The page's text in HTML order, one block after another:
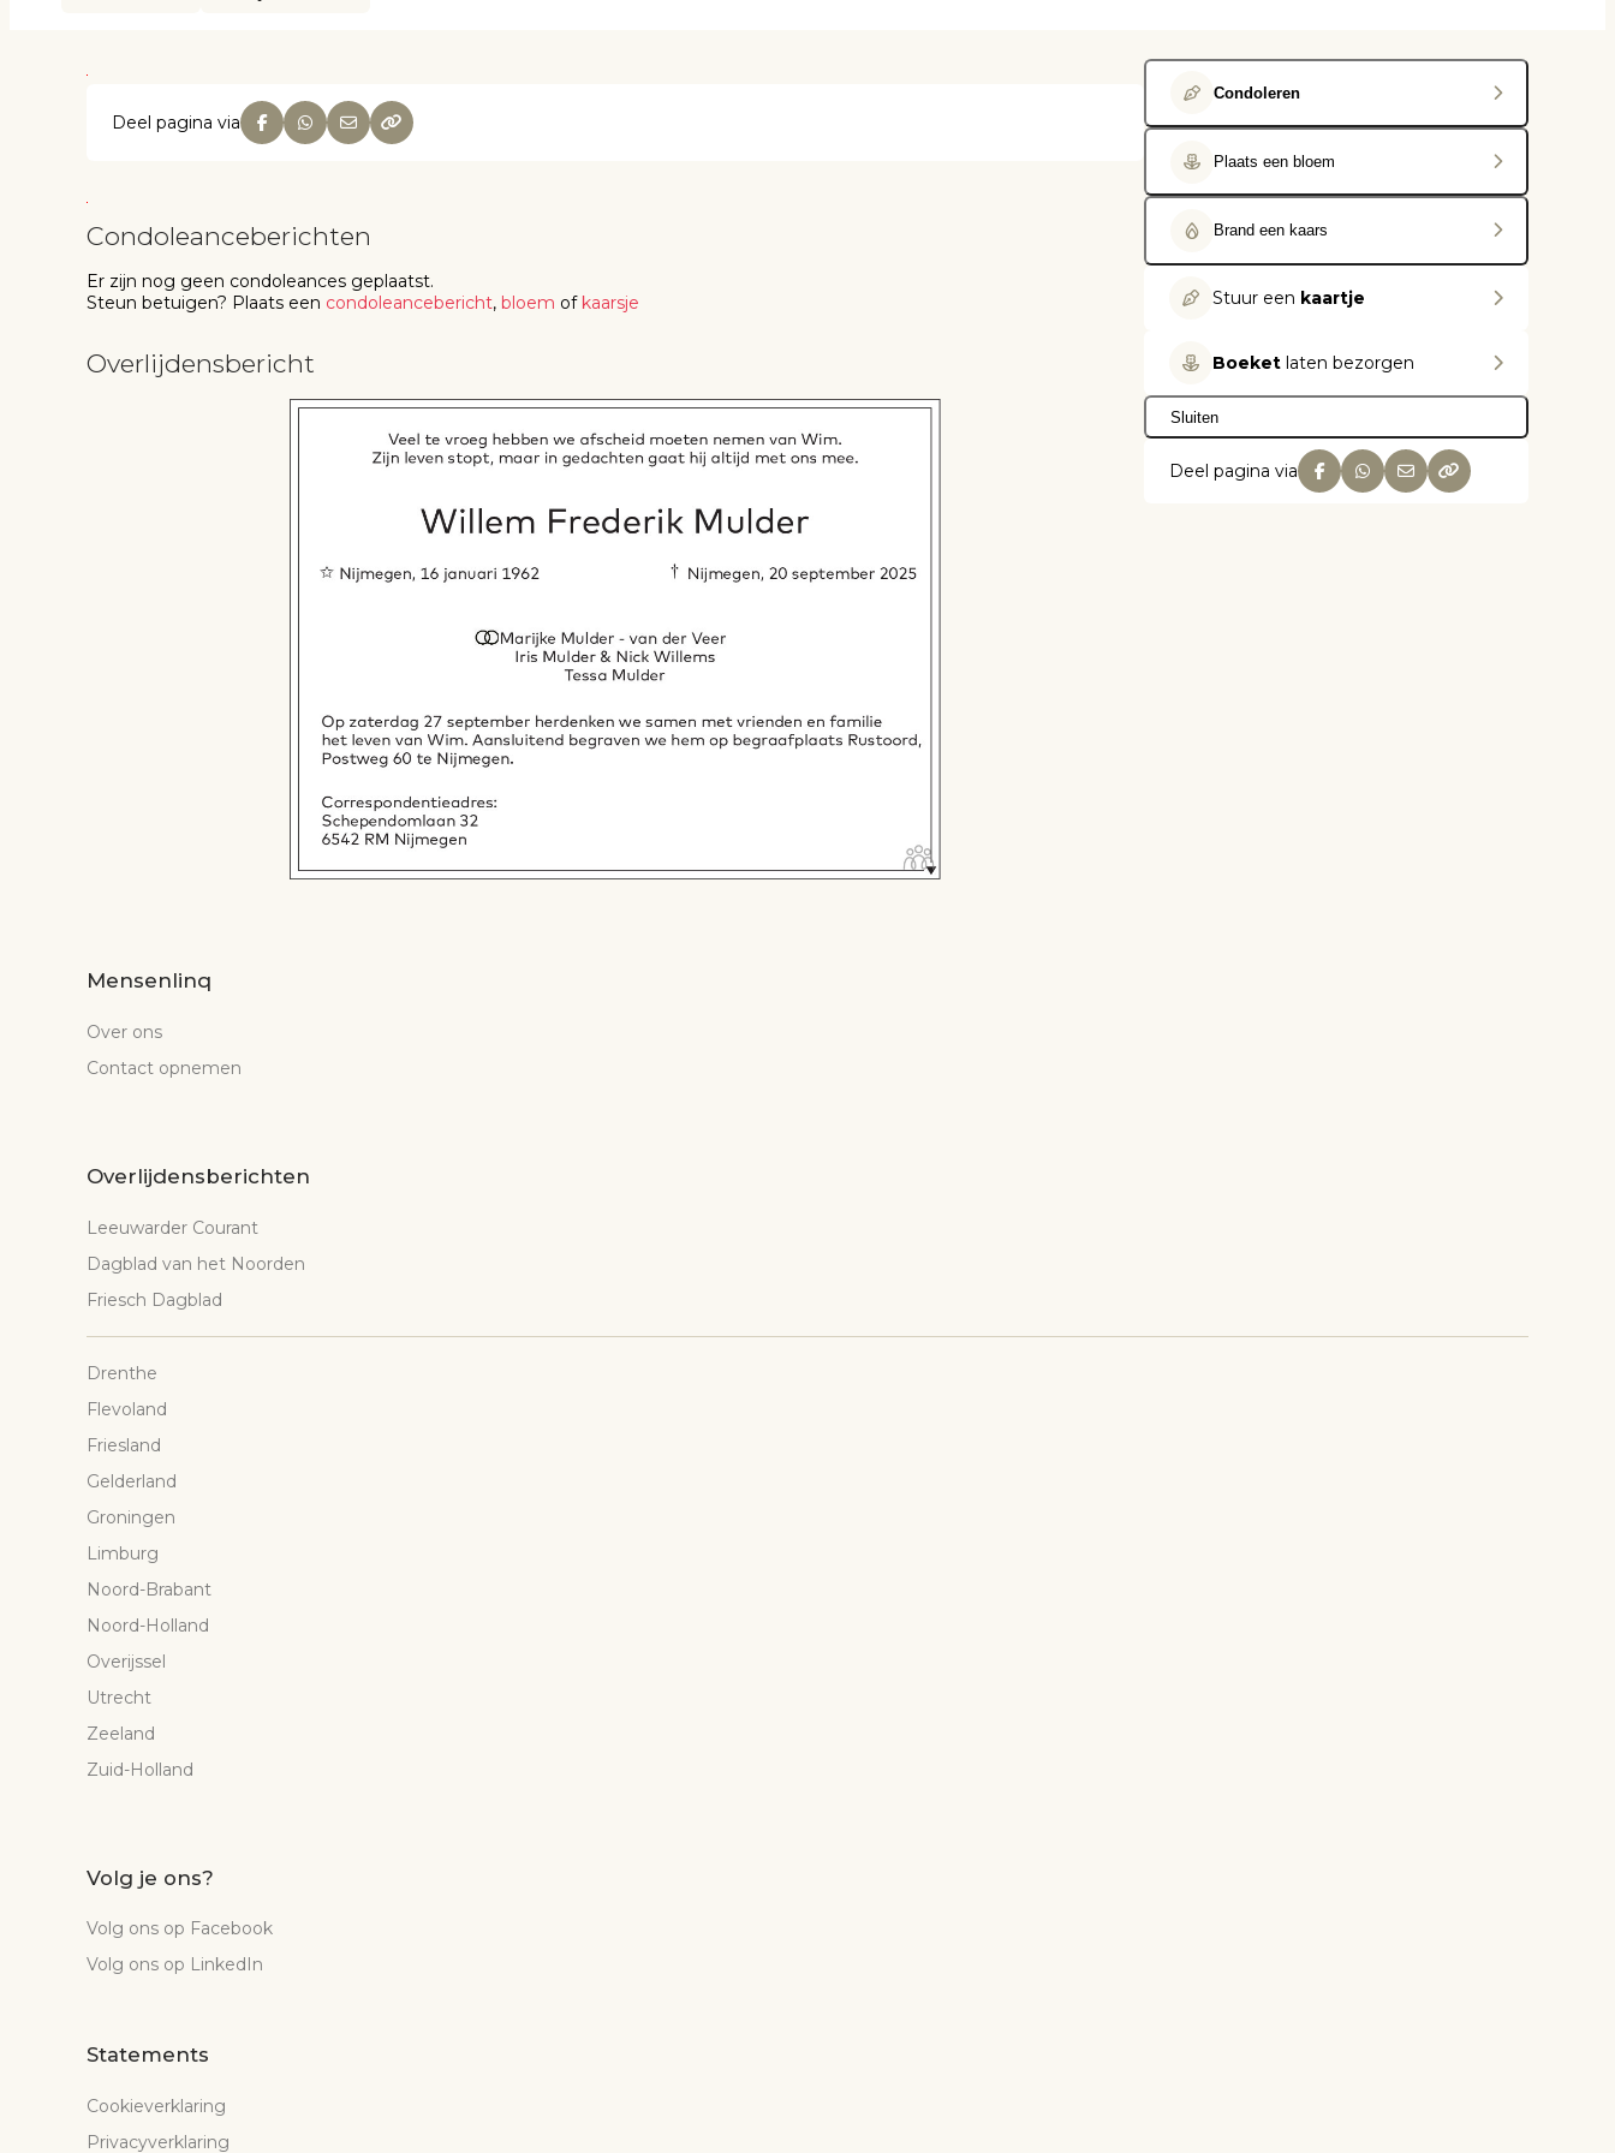
Deel pagina via
Condoleanceberichten
Er zijn nog geen condoleances geplaatst.
Steun betuigen? Plaats een condoleancebericht, bloem of kaarsje
Overlijdensbericht
Condoleren
Plaats een bloem
Brand een kaars
Stuur een kaartje
Boeket laten bezorgen
Sluiten
Deel pagina via
Mensenlinq
Over ons
Contact opnemen
Overlijdensberichten
Leeuwarder Courant
Dagblad van het Noorden
Friesch Dagblad
Drenthe
Flevoland
Friesland
Gelderland
Groningen
Limburg
Noord-Brabant
Noord-Holland
Overijssel
Utrecht
Zeeland
Zuid-Holland
Volg je ons?
Volg ons op Facebook
Volg ons op LinkedIn
Statements
Cookieverklaring
Privacyverklaring